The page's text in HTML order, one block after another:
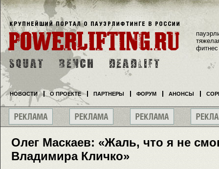
Олег Маскаев: «Жаль, что я не
Владимира Кличко»
фитнес
НОВОСТИ О ПРОЕКТЕ ПАРТНЕРЫ ФОРУМ АНОНСЫ